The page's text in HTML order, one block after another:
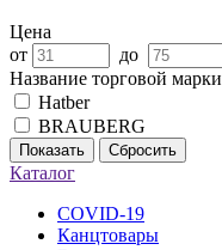
Цена
от
до
Название торговой марки
Hatber
BRAUBERG
Показать Сбросить
Каталог
COVID-19
Канцтовары